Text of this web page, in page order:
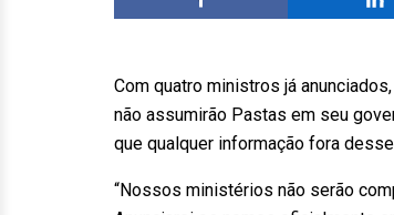
Com quatro ministros já
não assumirão Pastas em seu
que qualquer informação fora
“Nossos ministérios não serão